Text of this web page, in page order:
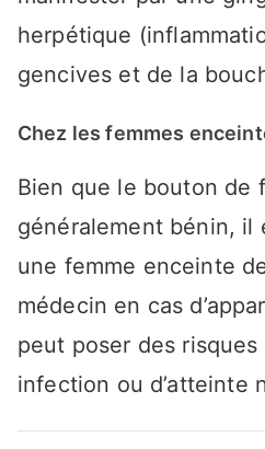
herpétique
gencives et de la
Chez les femmes
Bien que le bouton de
généralement bénin, il
une femme enceinte
médecin en cas
peut poser des
infection ou d’atteinte